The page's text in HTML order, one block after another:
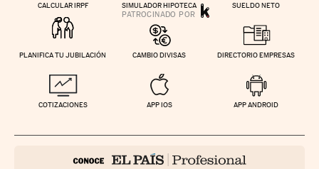
CALCULAR IRPF SIMULADOR HIPOTECA SUELDO NETO
PLANIFICA TU JUBILACIÓN CAMBIO DIVISAS DIRECTORIO EMPRESAS
COTIZACIONES APP IOS APP ANDROID